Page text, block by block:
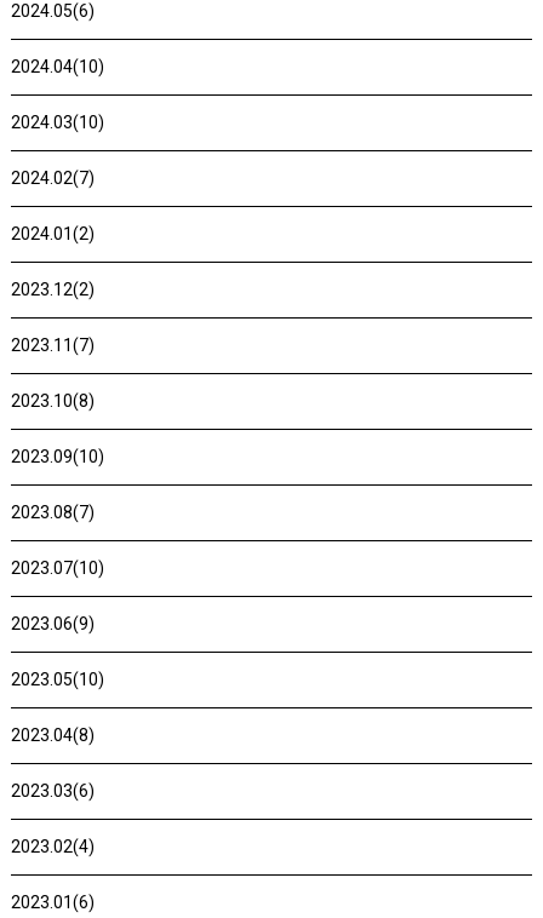
2024.05(6)
2024.04(10)
2024.03(10)
2024.02(7)
2024.01(2)
2023.12(2)
2023.11(7)
2023.10(8)
2023.09(10)
2023.08(7)
2023.07(10)
2023.06(9)
2023.05(10)
2023.04(8)
2023.03(6)
2023.02(4)
2023.01(6)